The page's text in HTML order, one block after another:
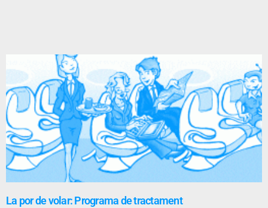
La por de volar: Programa de tractament